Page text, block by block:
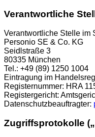
Verantwortliche
Verantwortliche Stelle im
Personio SE & Co. KG
Seidlstraße 3
80335 München
Tel.: +49 (89) 1250 1004
Eintragung im
Registernummer: HRA
Registergericht:
Datenschutzbeauftragter:
Zugriffsprotokolle